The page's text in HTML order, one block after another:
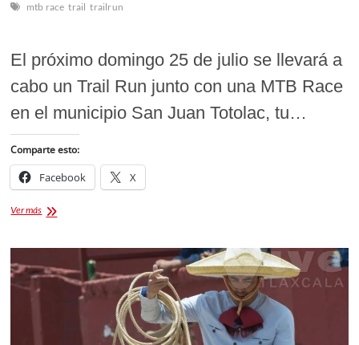
mtb race trail trailrun
El próximo domingo 25 de julio se llevará a
cabo un Trail Run junto con una MTB Race
en el municipio San Juan Totolac, tu…
Comparte esto:
Facebook X
Ver másMTB
Run
San